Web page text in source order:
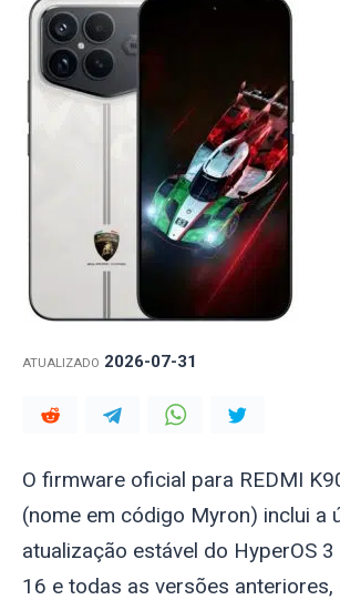
ATUALIZADO 2026-07-31
O firmware oficial para REDMI
(nome em código Myron) inclui a
atualização estável do HyperOS
16 e todas as versões